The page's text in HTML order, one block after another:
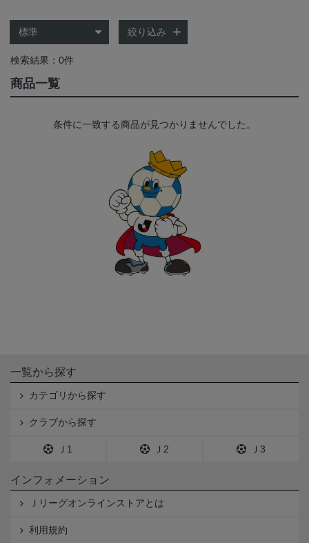
絞り込み
検索結果：0件
商品一覧
条件に一致する商品が見つかりませんでした。
一覧から探す
カテゴリから探す
クラブから探す
Ｊ1 Ｊ2 Ｊ3
インフォメーション
Ｊリーグオンラインストアとは
利用規約